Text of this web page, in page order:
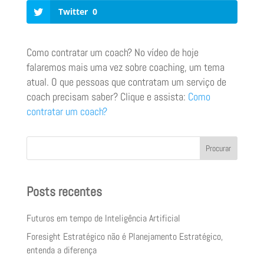
Twitter 0
Como contratar um coach? No vídeo de hoje
falaremos mais uma vez sobre coaching, um tema
atual. O que pessoas que contratam um serviço de
coach precisam saber? Clique e assista: Como
contratar um coach?
Procurar
Posts recentes
Futuros em tempo de Inteligência Artificial
Foresight Estratégico não é Planejamento Estratégico,
entenda a diferença